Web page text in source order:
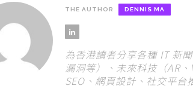
THE AUTHOR DENNIS MA
為香港讀者分享各種 IT 新
漏洞等）、未來科技（AR
SEO、網頁設計、社交平台